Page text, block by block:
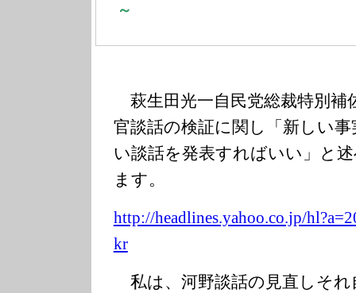
～
萩生田光一自民党総裁特別補
官談話の検証に関し「新しい
い談話を発表すればいい」と
ます。
http://headlines.yahoo.co.jp/h
kr
私は、河野談話の見直しそれ